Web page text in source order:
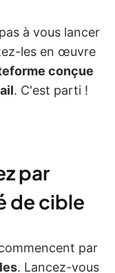
à vous lancer
les en œuvre
conçue
. C'est parti !
par
de cible
par
. Lancez-vous